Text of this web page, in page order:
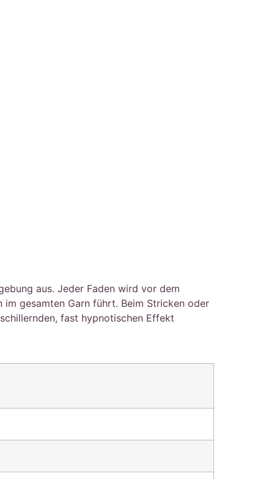
aus. Jeder Faden wird vor dem
gesamten Garn führt. Beim Stricken oder
fast hypnotischen Effekt